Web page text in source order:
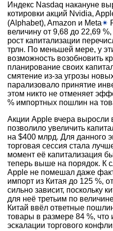
Индекс Nasdaq накануне
котировки акций Nvidia,
(Alphabet), Amazon и Meta✴
величину от 9,68 до 22,69
рост капитализации
трлн. По меньшей мере, у
возможность возобновить
планирование своих
смятение из-за угрозы
парализовало принятие
этом никто не отменяет
% импортных пошлин на
Акции Apple вчера выросли
позволило увеличить
на $400 млрд. Для данного
торговая сессия стала
момент её капитализация
теперь выше на порядок. К
Apple не помешал даже
импорт из Китая до 125 %,
сильно зависит, поскольку
для неё третьим по
Китай ввёл ответные
товары в размере 84 %, что
эскалации торгового